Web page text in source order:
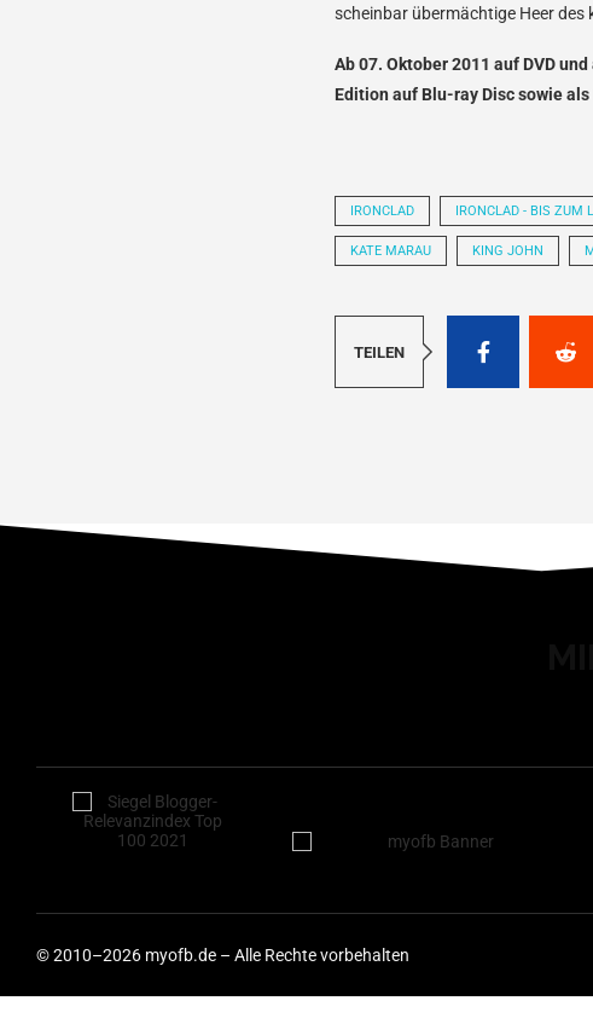
scheinbar übermächtige Heer
Ab 07. Oktober 2011 auf DVD
Edition auf Blu-ray Disc sowie
IRONCLAD IRONCLAD - BIS ZUM
KATE MARAU KING JOHN
TEILEN
© 2010–2026 myofb.de – Alle Rechte vorbehalten